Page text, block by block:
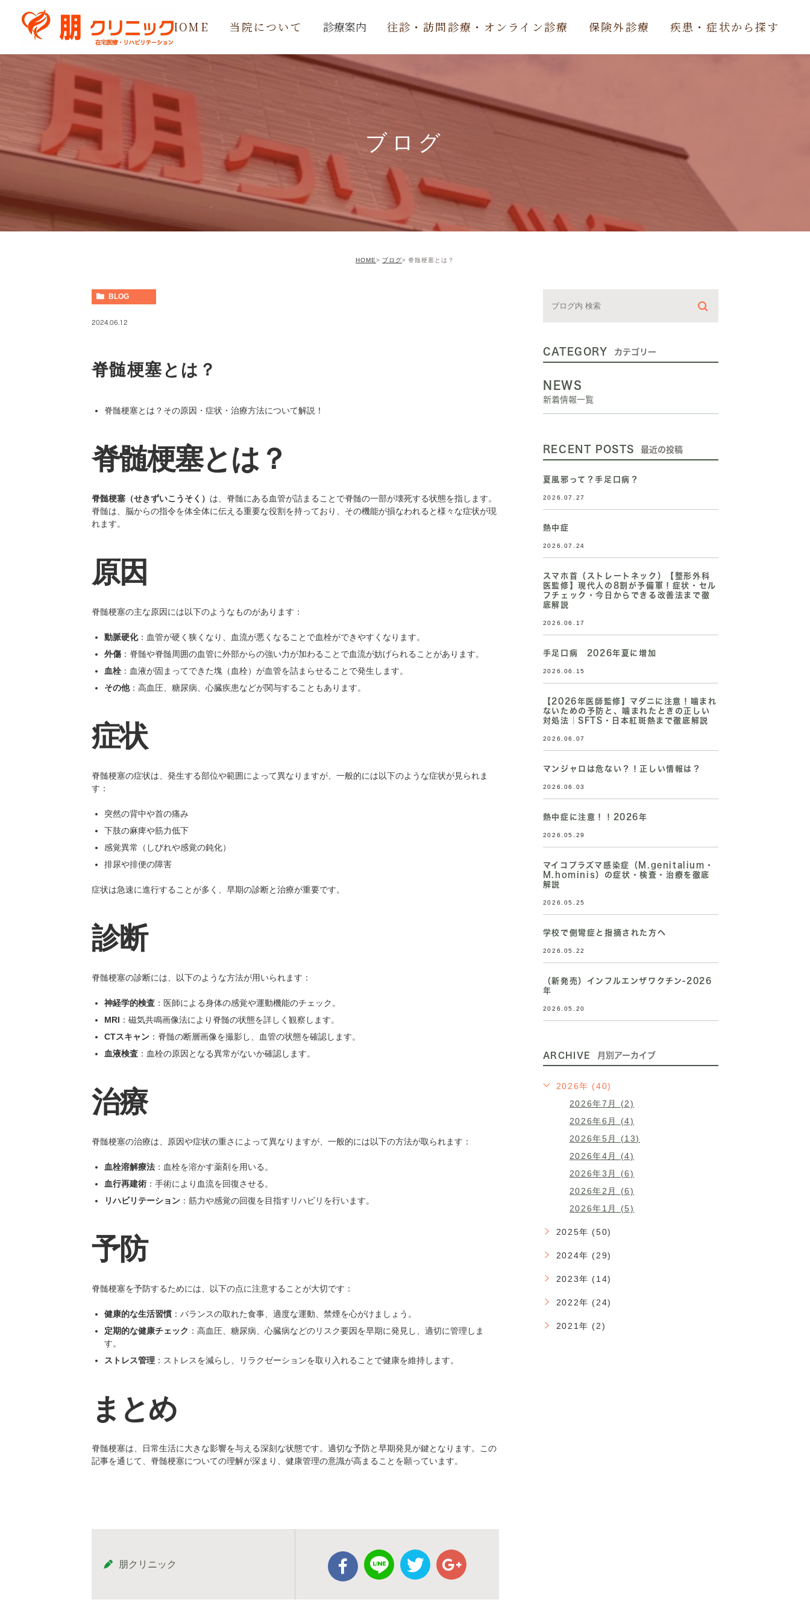
HOME 当院について 診療案内
内科
デイケア
スポーツ外来
予防接種
往診・訪問診療・オンライン診療 保険外診療 疾患・症状から探す
ブログ
HOME ブログ 脊髄梗塞とは？
BLOG
2024.06.12
脊髄梗塞とは？
脊髄梗塞とは？その原因・症状・治療方法について解説！
脊髄梗塞とは？
脊髄梗塞（せきずいこうそく） は、脊髄にある血管が詰まることで脊髄の一部が壊死する状態を指します。
脊髄は、脳からの指令を体全体に伝える重要な役割を持っており、その機能が損なわれると様々な症状が現
れます。
原因
脊髄梗塞の主な原因には以下のようなものがあります：
動脈硬化：血管が硬く狭くなり、血流が悪くなることで血栓ができやすくなります。
外傷 ：脊髄や脊髄周囲の血管に外部からの強い力が加わることで血流が妨げられることがあります。
血栓：血液が固まってできた塊（血栓）が血管を詰まらせることで発生します。
その他：高血圧、糖尿病、心臓疾患などが関与することもあります。
症状
脊髄梗塞の症状は、発生する部位や範囲によって異なりますが、一般的には以下のような症状が見られま
す：
突然の背中や首の痛み
下肢の麻痺や筋力低下
感覚異常（しびれや感覚の鈍化）
排尿や排便の障害
症状は急速に進行することが多く、早期の診断と治療が重要です。
診断
脊髄梗塞の診断には、以下のような方法が用いられます：
神経学的検査 ：医師による身体の感覚や運動機能のチェック。
MRI ：磁気共鳴画像法により脊髄の状態を詳しく観察します。
CTスキャン ：脊髄の断層画像を撮影し、血管の状態を確認します。
血液検査 ：血栓の原因となる異常がないか確認します。
治療
脊髄梗塞の治療は、原因や症状の重さによって異なりますが、一般的には以下の方法が取られます：
血栓溶解療法 ：血栓を溶かす薬剤を用いる。
血行再建術 ：手術により血流を回復させる。
リハビリテーション ：筋力や感覚の回復を目指すリハビリを行います。
予防
脊髄梗塞を予防するためには、以下の点に注意することが大切です：
健康的な生活習慣 ：バランスの取れた食事、適度な運動、禁煙を心がけましょう。
定期的な健康チェック ：高血圧、糖尿病、心臓病などのリスク要因を早期に発見し、適切に管理しま
す。
ストレス管理 ：ストレスを減らし、リラクゼーションを取り入れることで健康を維持します。
まとめ
脊髄梗塞は、日常生活に大きな影響を与える深刻な状態です。適切な予防と早期発見が鍵となります。この
記事を通じて、脊髄梗塞についての理解が深まり、健康管理の意識が高まることを願っています。
朋クリニック
CATEGORY カテゴリー
NEWS
新着情報一覧
RECENT POSTS 最近の投稿
夏風邪って？手足口病？
2026.07.27
熱中症
2026.07.24
スマホ首（ストレートネック）【整形外科
医監修】現代人の8割が予備軍！症状・セル
フチェック・今日からできる改善法まで徹
底解説
2026.06.17
手足口病 2026年夏に増加
2026.06.15
【2026年医師監修】マダニに注意！噛まれ
ないための予防と、噛まれたときの正しい
対処法｜SFTS・日本紅斑熱まで徹底解説
2026.06.07
マンジャロは危ない？！正しい情報は？
2026.06.03
熱中症に注意！！2026年
2026.05.29
マイコプラズマ感染症（M.genitalium・
M.hominis）の症状・検査・治療を徹底
解説
2026.05.25
学校で側彎症と指摘された方へ
2026.05.22
（新発売）インフルエンザワクチン-2026
年
2026.05.20
ARCHIVE 月別アーカイブ
2026年 (40)
2026年7月 (2)
2026年6月 (4)
2026年5月 (13)
2026年4月 (4)
2026年3月 (6)
2026年2月 (6)
2026年1月 (5)
2025年 (50)
2024年 (29)
2023年 (14)
2022年 (24)
2021年 (2)